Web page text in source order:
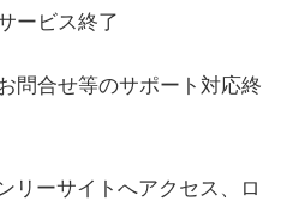
ービス終了
問合せ等のサポート対応終
リーサイトへアクセス、ロ